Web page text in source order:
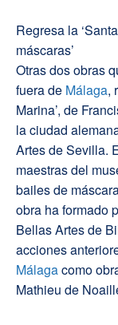
Regresa la
máscaras’
Otras dos obras
fuera de Málaga,
Marina’, de
la ciudad
Artes de Sevilla.
maestras del
bailes de
obra ha formado
Bellas Artes de
acciones
Málagacomo
Mathieu de